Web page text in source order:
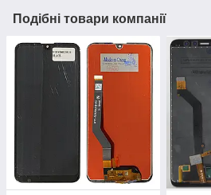
Подібні товари компанії